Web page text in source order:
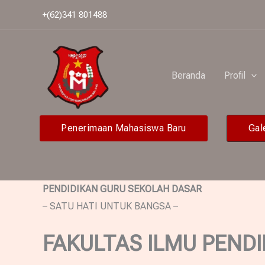
+(62)341 801488
Beranda Profil
Penerimaan Mahasiswa Baru
PENDIDIKAN GURU SEKOLAH DASAR
– SATU HATI UNTUK BANGSA –
FAKULTAS ILMU